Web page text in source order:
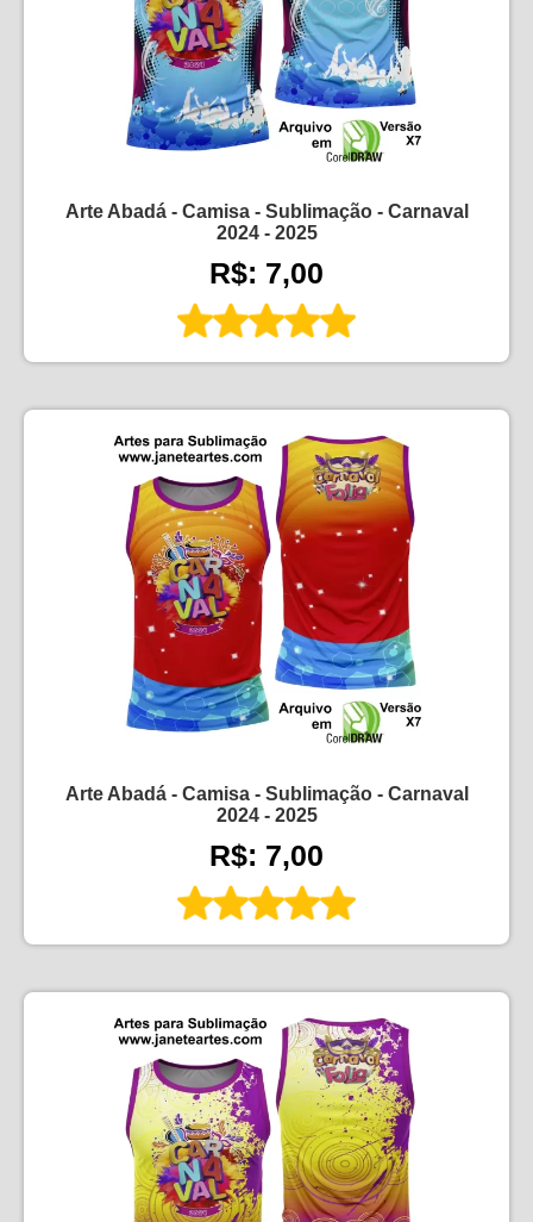
Arte Abadá - Camisa - Sublimação - Carnaval
2024 - 2025
R$: 7,00
Arte Abadá - Camisa - Sublimação - Carnaval
2024 - 2025
R$: 7,00